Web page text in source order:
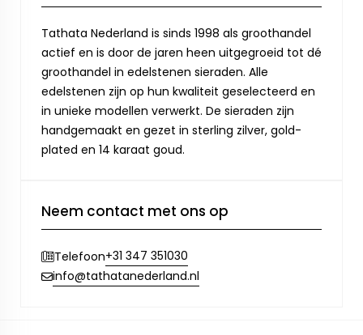
Tathata Nederland is sinds 1998 als groothandel
actief en is door de jaren heen uitgegroeid tot dé
groothandel in edelstenen sieraden. Alle
edelstenen zijn op hun kwaliteit geselecteerd en
in unieke modellen verwerkt. De sieraden zijn
handgemaakt en gezet in sterling zilver, gold-
plated en 14 karaat goud.
Neem contact met ons op
Telefoon+31 347 351030
info@tathatanederland.nl